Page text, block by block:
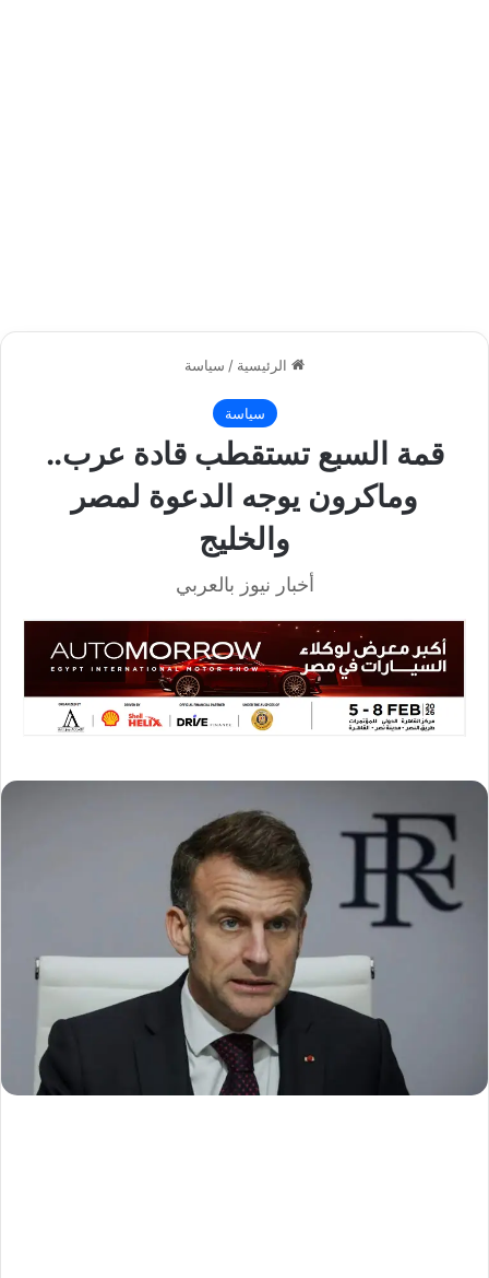
الرئيسية / سياسة
سياسة
قمة السبع تستقطب قادة عرب..
وماكرون يوجه الدعوة لمصر
والخليج
أخبار نيوز بالعربي